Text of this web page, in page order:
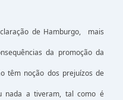
de Hamburgo, mais
da promoção da
têm noção dos prejuízos de
nada a tiveram, tal como é